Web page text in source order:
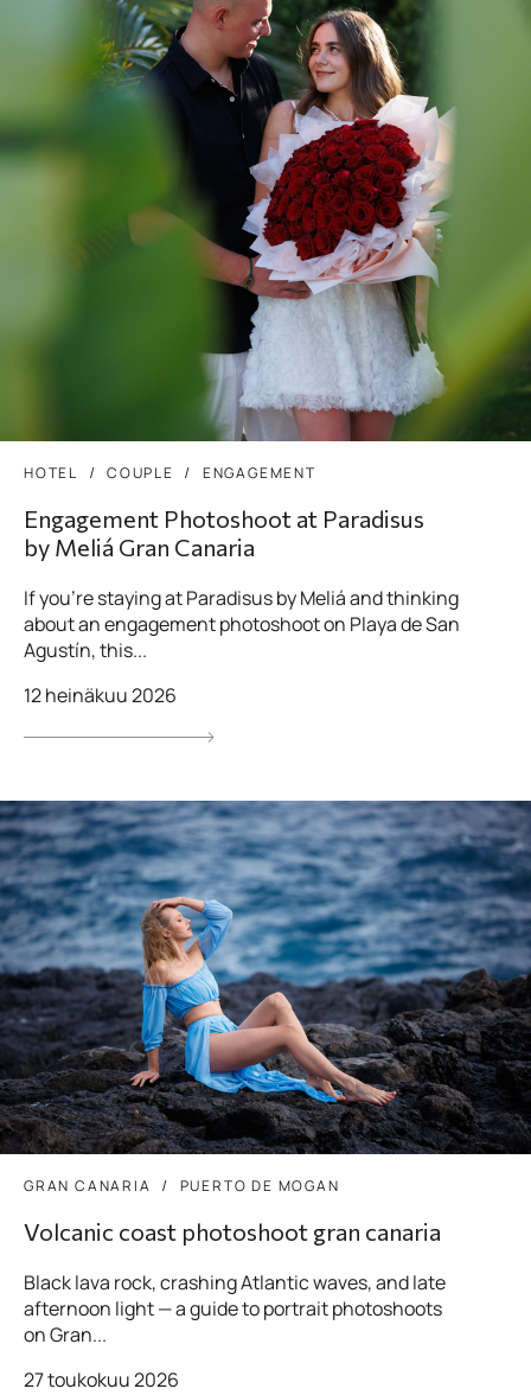
HOTEL COUPLE ENGAGEMENT
Engagement Photoshoot at Paradisus
by Meliá Gran Canaria
If you’re staying at Paradisus by Meliá and thinking
about an engagement photoshoot on Playa de San
Agustín, this...
12 heinäkuu 2026
GRAN CANARIA PUERTO DE MOGAN
Volcanic coast photoshoot gran canaria
Black lava rock, crashing Atlantic waves, and late
afternoon light — a guide to portrait photoshoots
on Gran...
27 toukokuu 2026